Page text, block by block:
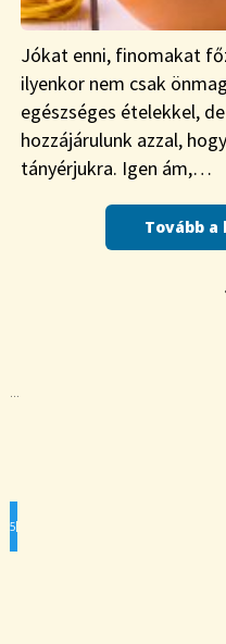
Jókat enni, finomakat
ilyenkor nem csak
egészséges ételekkel,
hozzájárulunk azzal,
tányérjukra. Igen ám,…
Tovább a
5